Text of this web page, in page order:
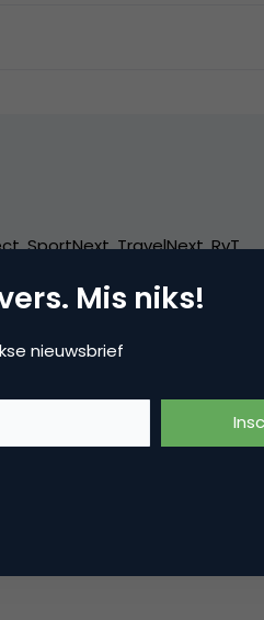
SportNext, TravelNext, RvT
Mis niks!
nieuwsbrief